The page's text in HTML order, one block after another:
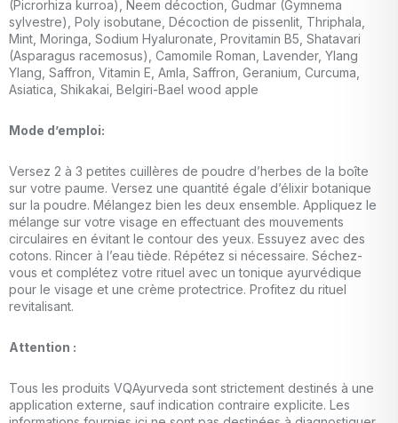
(Picrorhiza kurroa), Neem décoction, Gudmar (Gymnema
sylvestre), Poly isobutane, Décoction de pissenlit, Thriphala,
Mint, Moringa, Sodium Hyaluronate, Provitamin B5, Shatavari
(Asparagus racemosus), Camomile Roman, Lavender, Ylang
Ylang, Saffron, Vitamin E, Amla, Saffron, Geranium, Curcuma,
Asiatica, Shikakai, Belgiri-Bael wood apple
Mode d’emploi:
Versez 2 à 3 petites cuillères de poudre d’herbes de la boîte
sur votre paume. Versez une quantité égale d’élixir botanique
sur la poudre. Mélangez bien les deux ensemble. Appliquez le
mélange sur votre visage en effectuant des mouvements
circulaires en évitant le contour des yeux. Essuyez avec des
cotons. Rincer à l’eau tiède. Répétez si nécessaire. Séchez-
vous et complétez votre rituel avec un tonique ayurvédique
pour le visage et une crème protectrice. Profitez du rituel
revitalisant.
Attention :
Tous les produits VQAyurveda sont strictement destinés à une
application externe, sauf indication contraire explicite. Les